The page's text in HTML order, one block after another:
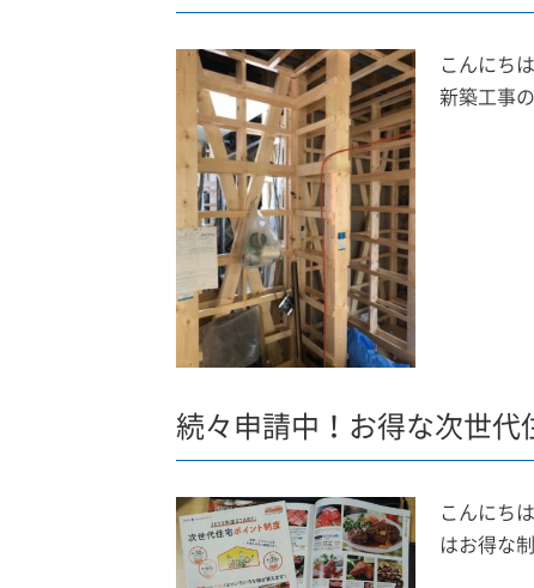
こんにち
新築工事
続々申請中！お得な次世代
こんにち
はお得な